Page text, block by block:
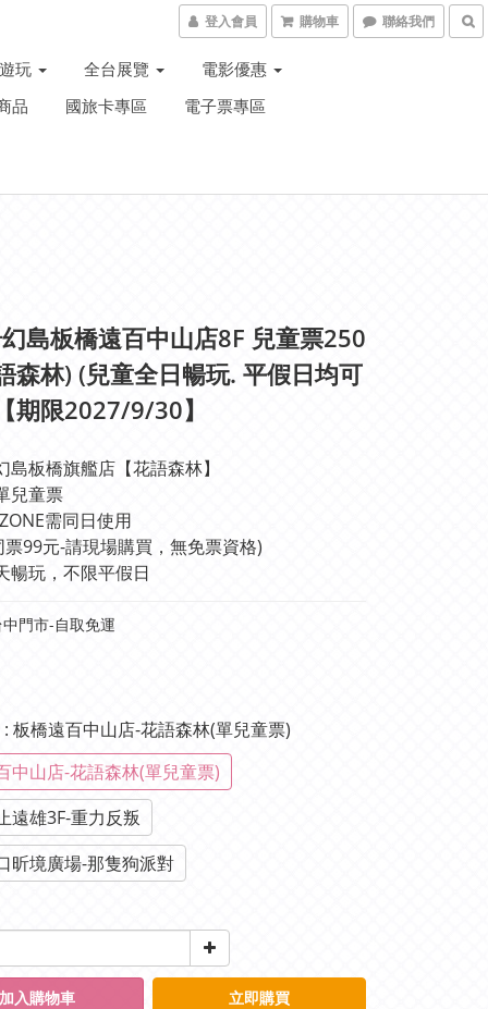
登入會員 購物車 聯絡我們
玩 全台展覽
電影優惠
品
國旅卡專區 電子票專區
島板橋遠百中山店8F 兒童票250
森林) (兒童全日暢玩. 平假日均可
期限2027/9/30】
島板橋旗艦店【花語森林】
兒童票
ZONE需同日使用
99元-請現場購買，無免票資格)
暢玩，不限平假日
門市-自取免運
: 板橋遠百中山店-花語森林(單兒童票)
中山店-花語森林(單兒童票)
遠雄3F-重力反叛
昕境廣場-那隻狗派對
加入購物車 立即購買